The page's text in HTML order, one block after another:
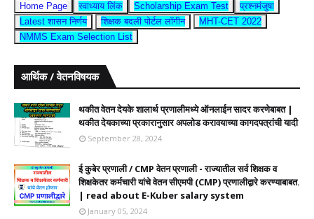
Home Page स्वाध्याय लिंक Scholarship Exam Test
प्रश्नमंजुषा
Latest शासन निर्णय
शिक्षक बदली पोर्टल लॉगीन
MHT-CET 2022
NMMS Exam Selection List
आर्थिक / वेतनविषयक
थकीत वेतन देयके शालार्थ प्रणालीमध्ये ऑनलाईन सादर करणेबाबत |
थकीत देयकाच्या प्रकारानुसार अपलोड करावयाच्या कागदपत्रांची यादी
September 28, 2024
ई कुबेर प्रणाली / CMP वेतन प्रणाली - राज्यातील सर्व शिक्षक व
शिक्षकेतर कर्मचारी यांचे वेतन सीएमपी (CMP) प्रणालीद्वारे करण्याबाबत.
| read about E-Kuber salary system
January 05, 2024